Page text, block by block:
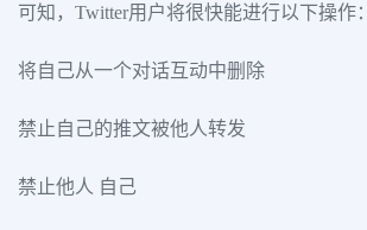
可知，Twitter用户将很快能进行以下操作：
将自己从一个对话互动中删除
禁止自己的推文被他人转发
禁止他人 自己